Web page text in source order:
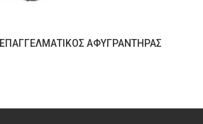
ΕΠΑΓΓΕΛΜΑΤΙΚΟΣ ΑΦΥΓΡΑΝΤΗΡΑΣ